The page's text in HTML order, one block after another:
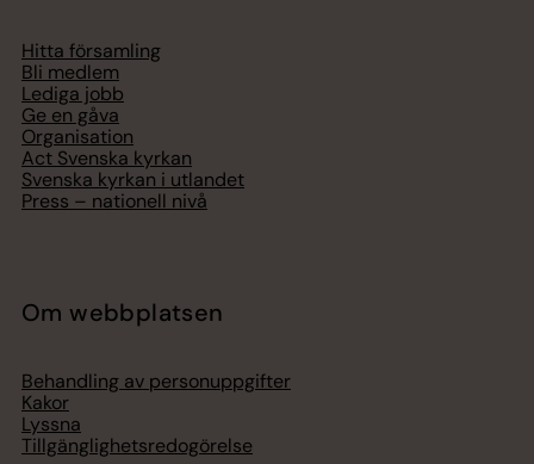
Hitta församling
Bli medlem
Lediga jobb
Ge en gåva
Organisation
Act Svenska kyrkan
Svenska kyrkan i utlandet
Press – nationell nivå
Om webbplatsen
Behandling av personuppgifter
Kakor
Lyssna
Tillgänglighetsredogörelse